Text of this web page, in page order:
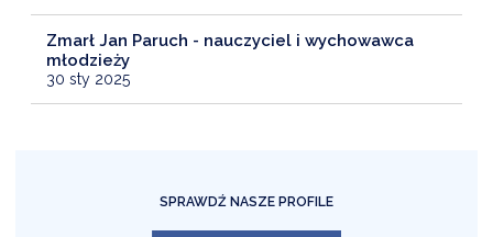
Zmarł Jan Paruch - nauczyciel i wychowawca
młodzieży
30 sty 2025
SPRAWDŹ NASZE PROFILE